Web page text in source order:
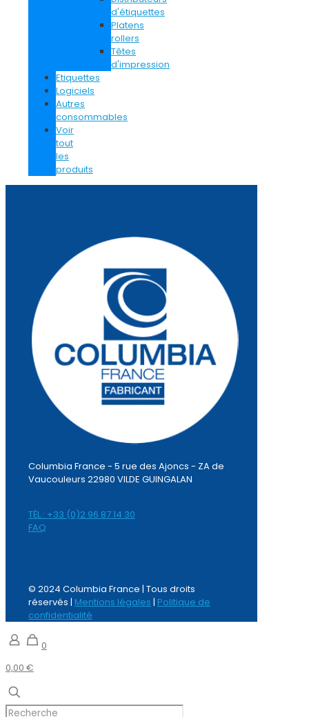
d'étiquettes
Platens
rollers
Têtes
d'impression
Etiquettes
Logiciels
Autres
consommables
Voir
tout
les
produits
Columbia France - 5 rue des Ajoncs - ZA de
Vaucouleurs 22980 VILDE GUINGALAN
TÉL : +33 (0)2 96 87 14 30
FAQ
© 2024 Columbia France | Tous droits
réservés | Mentions légales | Politique de
confidentialité
0
0,00 €